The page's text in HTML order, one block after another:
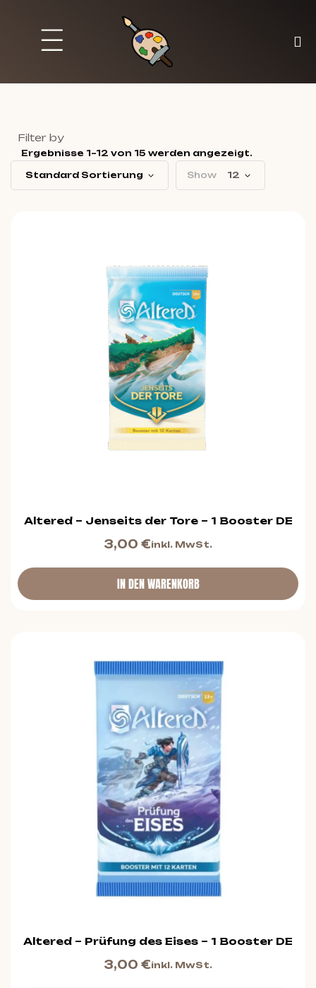
Filter by
Ergebnisse 1–12 von 15 werden angezeigt.
Standard Sortierung Show 12
Altered – Jenseits der Tore – 1 Booster DE
3,00 €inkl. MwSt.
IN DEN WARENKORB
Altered – Prüfung des Eises – 1 Booster DE
3,00 €inkl. MwSt.